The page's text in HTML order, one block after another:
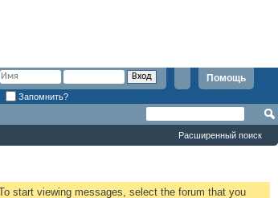
Помощь
Запомнить?
Расширенный поиск
start viewing messages, select the forum that you